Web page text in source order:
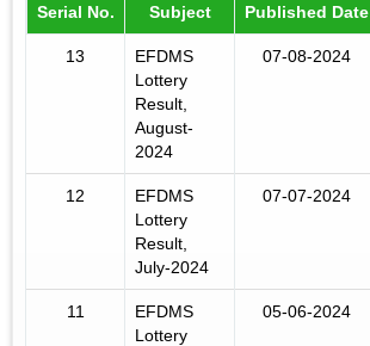
Serial No. Subject Published Date
13
EFDMS
Lottery
Result,
August-
2024
07-08-2024
12
EFDMS
Lottery
Result,
July-2024
07-07-2024
11
EFDMS
Lottery
05-06-2024